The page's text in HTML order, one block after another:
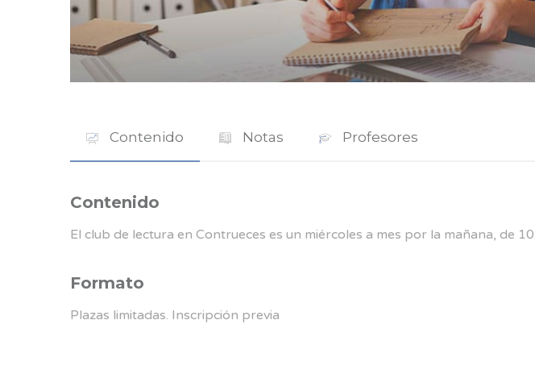
Contenido Notas Profesores
Contenido
El club de lectura en Contrueces es un miércoles a mes por la mañana, de
Formato
Plazas limitadas. Inscripción previa